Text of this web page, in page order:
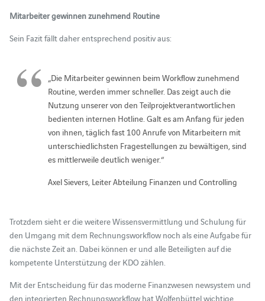
Mitarbeiter gewinnen zunehmend Routine
Sein Fazit fällt daher entsprechend positiv aus:
„Die Mitarbeiter gewinnen beim Workflow zunehmend
Routine, werden immer schneller. Das zeigt auch die
Nutzung unserer von den Teilprojektverantwortlichen
bedienten internen Hotline. Galt es am Anfang für jeden
von ihnen, täglich fast 100 Anrufe von Mitarbeitern mit
unterschiedlichsten Fragestellungen zu bewältigen, sind
es mittlerweile deutlich weniger.“
Axel Sievers, Leiter Abteilung Finanzen und Controlling
Trotzdem sieht er die weitere Wissensvermittlung und Schulung für
den Umgang mit dem Rechnungsworkflow noch als eine Aufgabe für
die nächste Zeit an. Dabei können er und alle Beteiligten auf die
kompetente Unterstützung der KDO zählen.
Mit der Entscheidung für das moderne Finanzwesen newsystem und
den integrierten Rechnungsworkflow hat Wolfenbüttel wichtige